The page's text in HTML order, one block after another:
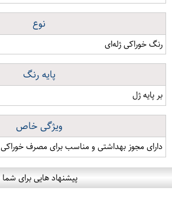
نوع
رنگ خوراکی ژله‌ای
پایه رنگ
بر پایه ژل
ویژگی خاص
دارای مجوز بهداشتی و مناسب برای مصرف خوراکی
پیشنهاد هایی برای شما